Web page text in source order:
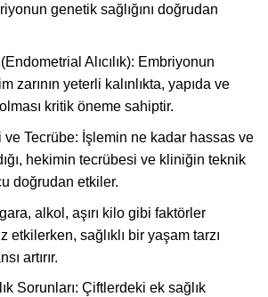
genetik sağlığını doğrudan
Alıcılık): Embriyonun
zarının yeterli kalınlıkta, yapıda ve
olması kritik öneme sahiptir.
ve Tecrübe: İşlemin ne kadar hassas ve
hekimin tecrübesi ve kliniğin teknik
doğrudan etkiler.
alkol, aşırı kilo gibi faktörler
etkilerken, sağlıklı bir yaşam tarzı
artırır.
Sorunları: Çiftlerdeki ek sağlık